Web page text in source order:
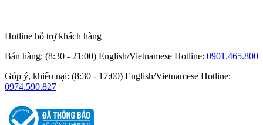
Hotline hỗ trợ khách hàng
Bán hàng: (8:30 - 21:00) English/Vietnamese Hotline: 0901.465.800
Góp ý, khiếu nại: (8:30 - 17:00) English/Vietnamese Hotline:
0974.590.827